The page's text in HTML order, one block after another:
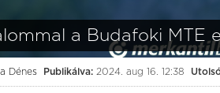
a Budafoki MTE
Dénes Publikálva: 2024. aug 16. 12:38